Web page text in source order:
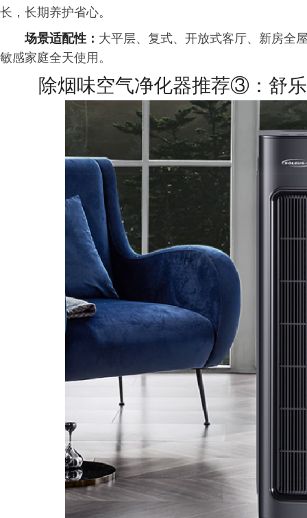
长，长期养护省心。
场景适配性： 大平层、复式、开放式客厅、新房全
敏感家庭全天使用。
除烟味空气净化器推荐③：舒